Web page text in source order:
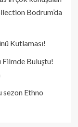
Bodrum’da
Kutlaması!
Filmde Buluştu!
sezon Ethno